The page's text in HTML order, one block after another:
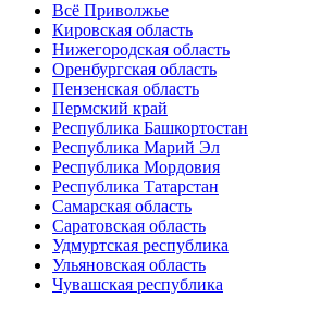
Всё Приволжье
Кировская область
Нижегородская область
Оренбургская область
Пензенская область
Пермский край
Республика Башкортостан
Республика Марий Эл
Республика Мордовия
Республика Татарстан
Самарская область
Саратовская область
Удмуртская республика
Ульяновская область
Чувашская республика